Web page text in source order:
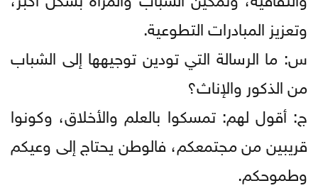
وتعزيز المبادرات التطوعية.
س: ما الرسالة التي تودين توجيهها إلى الشباب
من الذكور والإناث؟
ج: أقول لهم: تمسكوا بالعلم والأخلاق، وكونوا
قريبين من مجتمعكم، فالوطن يحتاج إلى وعيكم
وطموحكم.